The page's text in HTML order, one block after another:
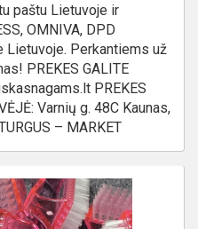
paštu Lietuvoje ir
OMNIVA, DPD
Lietuvoje. Perkantiems už
PREKES GALITE
PREKES
Varnių g. 48C Kaunas,
– MARKET